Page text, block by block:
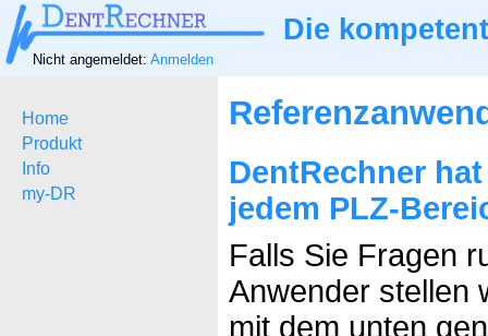
Die
Nicht angemeldet: Anmelden
Home
Produkt
Info
my-DR
DentRechner
jedem PLZ-
Falls Sie Fragen
Anwender stellen
mit dem unten